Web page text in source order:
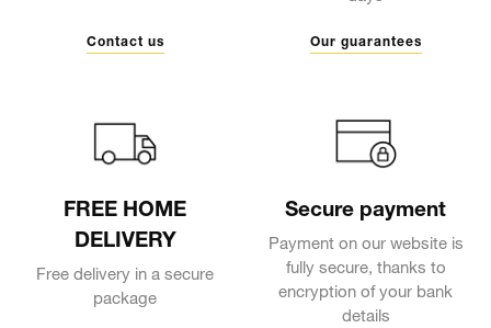
Contact us Our guarantees
FREE HOME
DELIVERY
Free delivery in a secure
package
Secure payment
Payment on our website is
fully secure, thanks to
encryption of your bank
details